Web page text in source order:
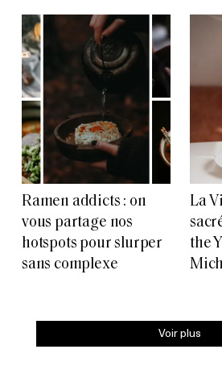
Ramen addicts : on
vous partage nos
hotspots pour slurper
sans complexe
La
the
Voir plus